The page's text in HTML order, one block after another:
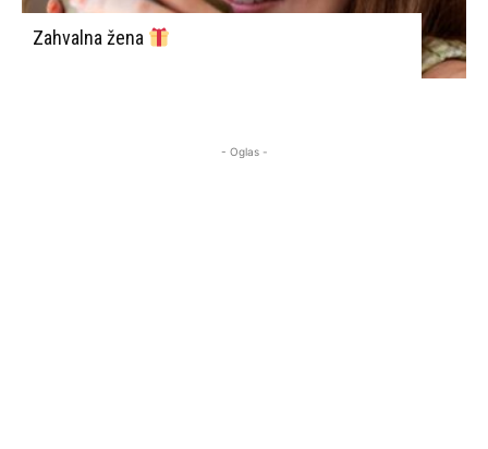
Zahvalna žena
- Oglas -